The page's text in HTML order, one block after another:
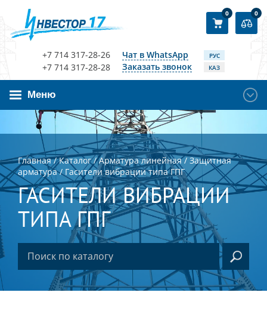
+7 714 317-28-26
+7 714 317-28-28
Чат в WhatsApp
Заказать звонок
РУС
КАЗ
0 0
Меню
Главная/Каталог/Арматура линейная/Защитная
арматура/Гасители вибрации типа ГПГ
ГАСИТЕЛИ ВИБРАЦИИ
ТИПА ГПГ